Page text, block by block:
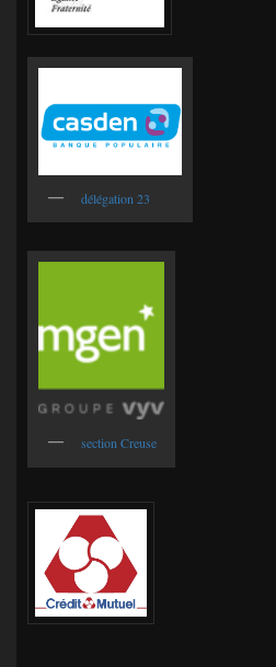
délégation 23
section Creuse